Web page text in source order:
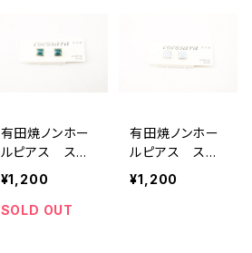
有田焼ノンホー
ルピアス スク
エア グリーン×
ゴールド
¥1,200
SOLD OUT
有田焼ノンホー
ルピアス スク
エア ホワイト×
シルバー
¥1,200